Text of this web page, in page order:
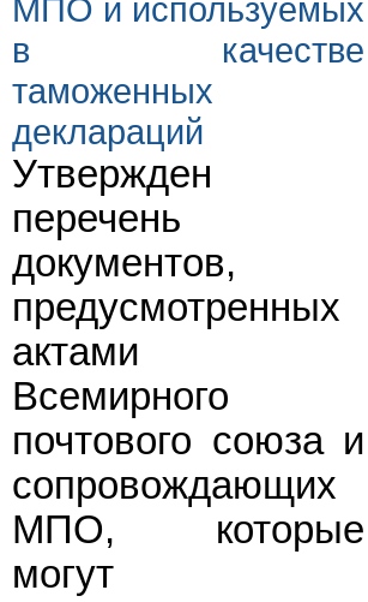
МПО и используемых
в качестве
таможенных
деклараций
Утвержден
перечень
документов,
предусмотренных
актами
Всемирного
почтового союза и
сопровождающих
МПО, которые
могут